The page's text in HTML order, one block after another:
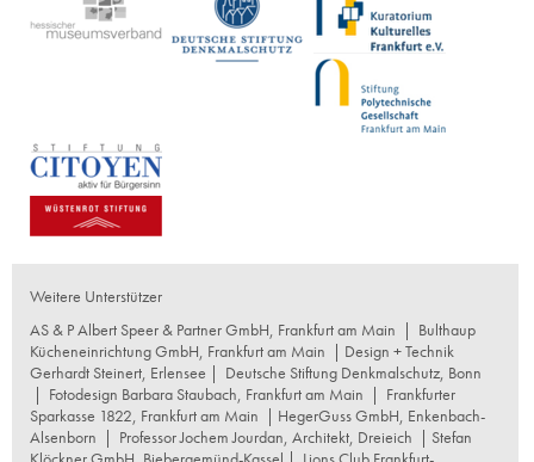
Weitere Unterstützer
AS & P Albert Speer & Partner GmbH, Frankfurt am Main | Bulthaup
Kücheneinrichtung GmbH, Frankfurt am Main | Design + Technik
Gerhardt Steinert, Erlensee | Deutsche Stiftung Denkmalschutz, Bonn
| Fotodesign Barbara Staubach, Frankfurt am Main | Frankfurter
Sparkasse 1822, Frankfurt am Main | HegerGuss GmbH, Enkenbach-
Alsenborn | Professor Jochem Jourdan, Architekt, Dreieich | Stefan